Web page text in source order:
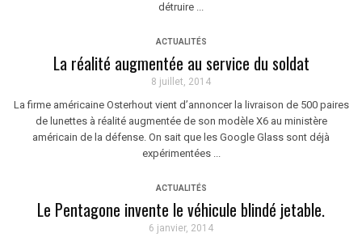
détruire ...
ACTUALITÉS
La réalité augmentée au service du soldat
8 juillet, 2014
La firme américaine Osterhout vient d’annoncer la livraison de 500 paires
de lunettes à réalité augmentée de son modèle X6 au ministère
américain de la défense. On sait que les Google Glass sont déjà
expérimentées ...
ACTUALITÉS
Le Pentagone invente le véhicule blindé jetable.
6 janvier, 2014